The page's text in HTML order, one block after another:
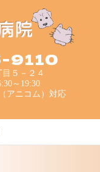
9110
５－２４
～19:30
アニコム）対応